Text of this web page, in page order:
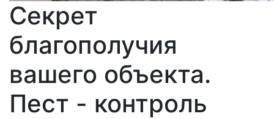
Секрет
благополучия
вашего объекта.
Пест - контроль